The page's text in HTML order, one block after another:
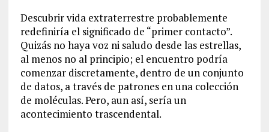
Descubrir vida extraterrestre probablemente
redefiniría el significado de “primer contacto”.
Quizás no haya voz ni saludo desde las estrellas,
al menos no al principio; el encuentro podría
comenzar discretamente, dentro de un conjunto
de datos, a través de patrones en una colección
de moléculas. Pero, aun así, sería un
acontecimiento trascendental.